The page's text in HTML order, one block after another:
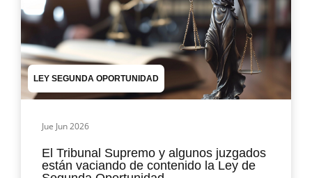
LEY SEGUNDA OPORTUNIDAD
Jue Jun 2026
El Tribunal Supremo y algunos juzgados
están vaciando de contenido la Ley de